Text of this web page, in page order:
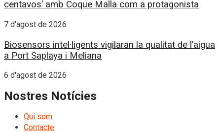
centavos’ amb Coque Malla com a protagonista
7 d'agost de 2026
Biosensors intel·ligents vigilaran la qualitat de l’aigua
a Port Saplaya i Meliana
6 d'agost de 2026
Nostres Notícies
Qui som
Contacte